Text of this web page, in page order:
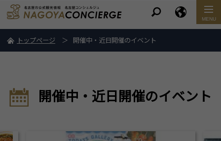
トップページ 開催中・近日開催のイベント
開催中・近日開催のイベント